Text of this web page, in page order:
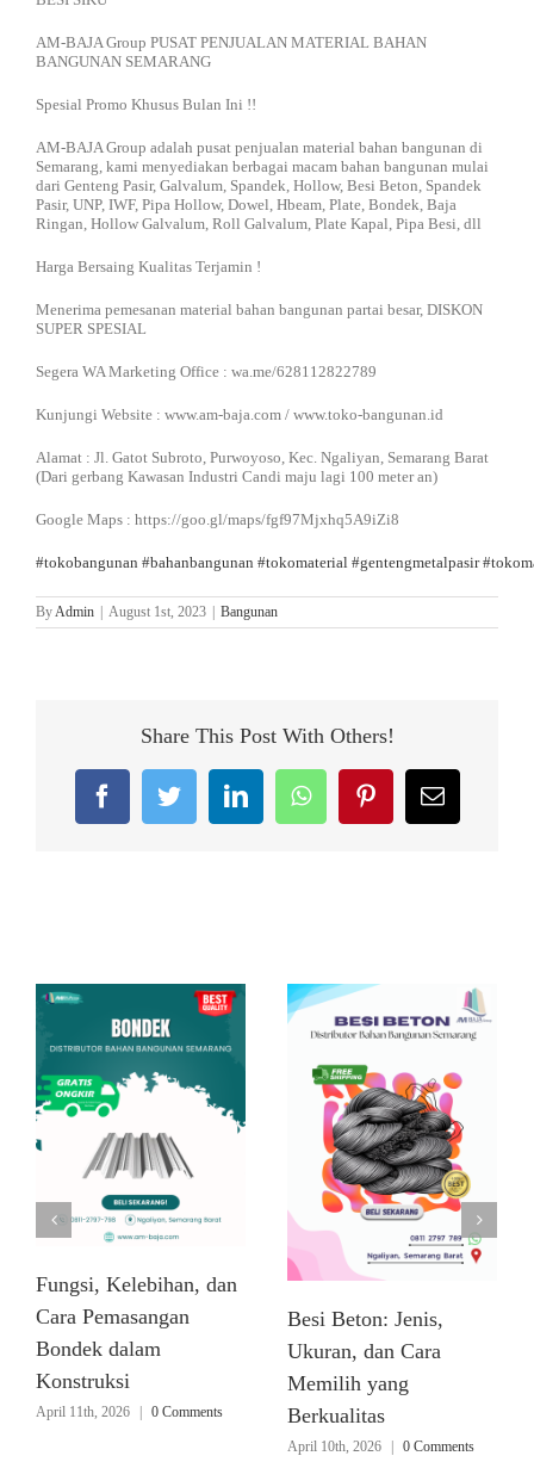
AM-BAJA Group PUSAT PENJUALAN MATERIAL BAHAN
BANGUNAN SEMARANG
Spesial Promo Khusus Bulan Ini !!
AM-BAJA Group adalah pusat penjualan material bahan bangunan di
Semarang, kami menyediakan berbagai macam bahan bangunan mulai
dari Genteng Pasir, Galvalum, Spandek, Hollow, Besi Beton, Spandek
Pasir, UNP, IWF, Pipa Hollow, Dowel, Hbeam, Plate, Bondek, Baja
Ringan, Hollow Galvalum, Roll Galvalum, Plate Kapal, Pipa Besi, dll
Harga Bersaing Kualitas Terjamin !
Menerima pemesanan material bahan bangunan partai besar, DISKON
SUPER SPESIAL
Segera WA Marketing Office : wa.me/628112822789
Kunjungi Website : www.am-baja.com / www.toko-bangunan.id
Alamat : Jl. Gatot Subroto, Purwoyoso, Kec. Ngaliyan, Semarang Barat
(Dari gerbang Kawasan Industri Candi maju lagi 100 meter an)
Google Maps : https://goo.gl/maps/fgf97Mjxhq5A9iZi8
#tokobangunan #bahanbangunan #tokomaterial #gentengmetalpasir
ByAdmin August 1st, 2023 Bangunan
Share This Post With Others!
FacebookTwitterLinkedInWhatsAppPinterestEmail
Fungsi, Kelebihan, dan
Cara Pemasangan
Bondek dalam
Konstruksi
April 11th, 2026 | 0 Comments
Besi Beton: Jenis,
Ukuran, dan Cara
Memilih yang
Berkualitas
April 10th, 2026 | 0 Comments